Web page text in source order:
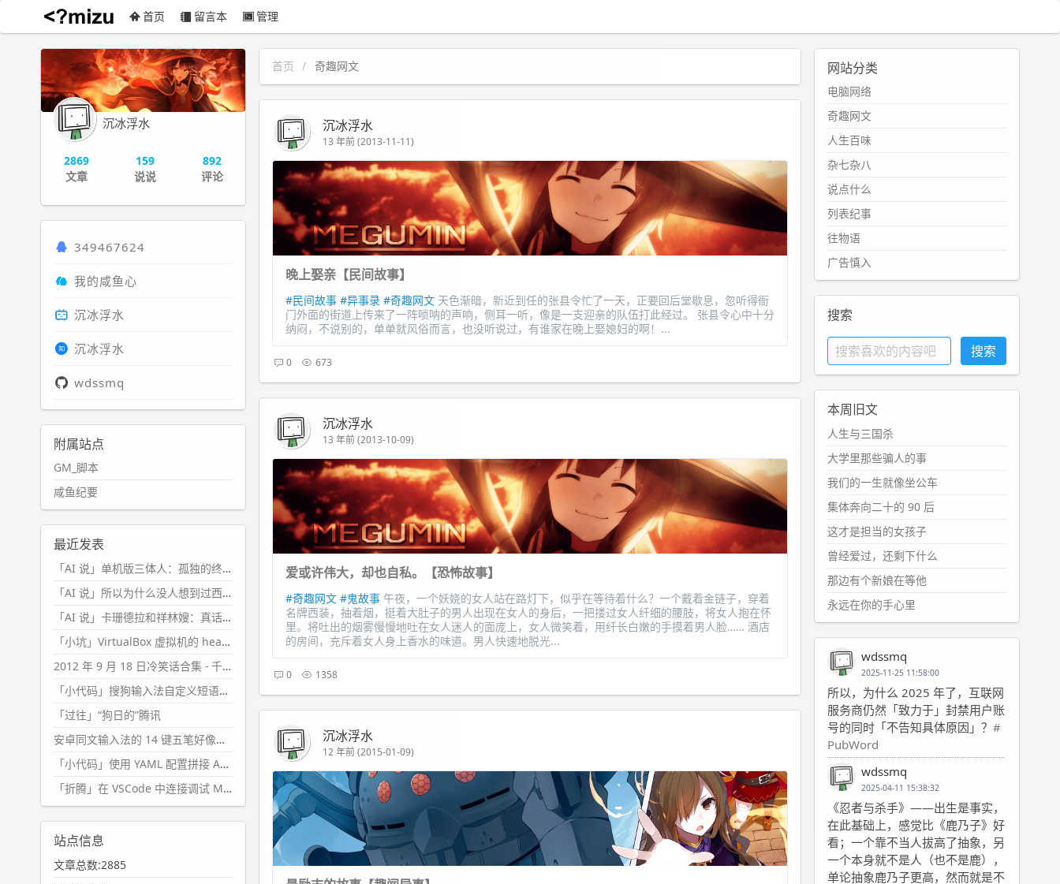
沉冰浮水 首页 留言本 管理
首页 奇趣网文
沉冰浮水
13 年前 (2013-11-11)
晚上娶亲【民间故事】
#民间故事 #异事录 #奇趣网文 天色渐暗，新近到任的张县令忙了一天，正要回后堂歇息，忽听得衙
门外面的街道上传来了一阵唢呐的声响，侧耳一听，像是一支迎亲的队伍打此经过。 张县令心中十分
纳闷，不说别的，单单就风俗而言，也没听说过，有谁家在晚上娶媳妇的啊！...
0 673
沉冰浮水
13 年前 (2013-10-09)
爱或许伟大，却也自私。【恐怖故事】
#奇趣网文 #鬼故事 午夜，一个妖娆的女人站在路灯下，似乎在等待着什么？一个戴着金链子，穿着
名牌西装，抽着烟，挺着大肚子的男人出现在女人的身后，一把搂过女人纤细的腰肢，将女人抱在怀
里。将吐出的烟雾慢慢地吐在女人迷人的面庞上，女人微笑着，用纤长白嫩的手摸着男人脸…… 酒店
的房间，充斥着女人身上香水的味道。男人快速地脱光...
0 1358
沉冰浮水
12 年前 (2015-01-09)
沉冰浮水
2869
文章
159
说说
892
评论
349467624
我的咸鱼心
沉冰浮水
沉冰浮水
wdssmq
附属站点
GM_脚本
咸鱼纪要
最近发表
「AI 说」单机版三体人：孤独的终极形态
「AI 说」所以为什么没人想到过西西弗斯的膝盖状态？
「AI 说」卡珊德拉和祥林嫂：真话者的悲剧
「小坑」VirtualBox 虚拟机的 headless 启动方式
2012 年 9 月 18 日冷笑话合集 - 千万别惹女人
「小代码」搜狗输入法自定义短语分片管理「Python」
「过往」“狗日的”腾讯
安卓同文输入法的 14 键五笔好像终于能用了?
「小代码」使用 YAML 配置拼接 AI 提示词，随机及条件语句
「折腾」在 VSCode 中连接调试 Microsoft Edge
站点信息
文章总数:2885
网站分类
电脑网络
奇趣网文
人生百味
杂七杂八
说点什么
列表纪事
往物语
广告慎入
搜索
本周旧文
人生与三国杀
大学里那些骗人的事
我们的一生就像坐公车
集体奔向二十的 90 后
这才是担当的女孩子
曾经爱过，还剩下什么
那边有个新娘在等他
永远在你的手心里
wdssmq
2025-11-25 11:58:00
所以，为什么 2025 年了，互联网
服务商仍然「致力于」封禁用户账
号的同时「不告知具体原因」？ #
PubWord
wdssmq
2025-04-11 15:38:32
《忍者与杀手》——出生是事实，
在此基础上，感觉比《鹿乃子》好
看；一个靠不当人拔高了抽象，另
一个本身就不是人（也不是鹿），
单论抽象鹿乃子更高，然而就是不